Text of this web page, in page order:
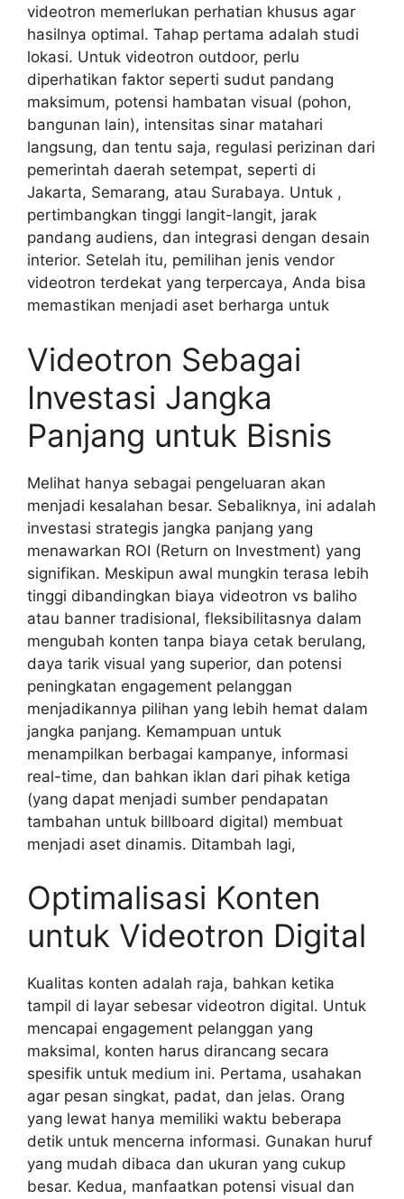
videotron memerlukan perhatian khusus agar
hasilnya optimal. Tahap pertama adalah studi
lokasi. Untuk videotron outdoor, perlu
diperhatikan faktor seperti sudut pandang
maksimum, potensi hambatan visual (pohon,
bangunan lain), intensitas sinar matahari
langsung, dan tentu saja, regulasi perizinan dari
pemerintah daerah setempat, seperti di
Jakarta, Semarang, atau Surabaya. Untuk ,
pertimbangkan tinggi langit-langit, jarak
pandang audiens, dan integrasi dengan desain
interior. Setelah itu, pemilihan jenis vendor
videotron terdekat yang terpercaya, Anda bisa
memastikan menjadi aset berharga untuk
Videotron Sebagai
Investasi Jangka
Panjang untuk Bisnis
Melihat hanya sebagai pengeluaran akan
menjadi kesalahan besar. Sebaliknya, ini adalah
investasi strategis jangka panjang yang
menawarkan ROI (Return on Investment) yang
signifikan. Meskipun awal mungkin terasa lebih
tinggi dibandingkan biaya videotron vs baliho
atau banner tradisional, fleksibilitasnya dalam
mengubah konten tanpa biaya cetak berulang,
daya tarik visual yang superior, dan potensi
peningkatan engagement pelanggan
menjadikannya pilihan yang lebih hemat dalam
jangka panjang. Kemampuan untuk
menampilkan berbagai kampanye, informasi
real-time, dan bahkan iklan dari pihak ketiga
(yang dapat menjadi sumber pendapatan
tambahan untuk billboard digital) membuat
menjadi aset dinamis. Ditambah lagi,
Optimalisasi Konten
untuk Videotron Digital
Kualitas konten adalah raja, bahkan ketika
tampil di layar sebesar videotron digital. Untuk
mencapai engagement pelanggan yang
maksimal, konten harus dirancang secara
spesifik untuk medium ini. Pertama, usahakan
agar pesan singkat, padat, dan jelas. Orang
yang lewat hanya memiliki waktu beberapa
detik untuk mencerna informasi. Gunakan huruf
yang mudah dibaca dan ukuran yang cukup
besar. Kedua, manfaatkan potensi visual dan